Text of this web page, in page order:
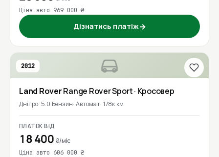
Ціна авто 969 000 ₴
Дізнатись платіж→
2012
Land RoverRange Rover Sport· Кросовер
Дніпро 5.0 Бензин Автомат 178к км
ПЛАТІЖ ВІД
18 400 ₴/міс
Ціна авто 606 000 ₴